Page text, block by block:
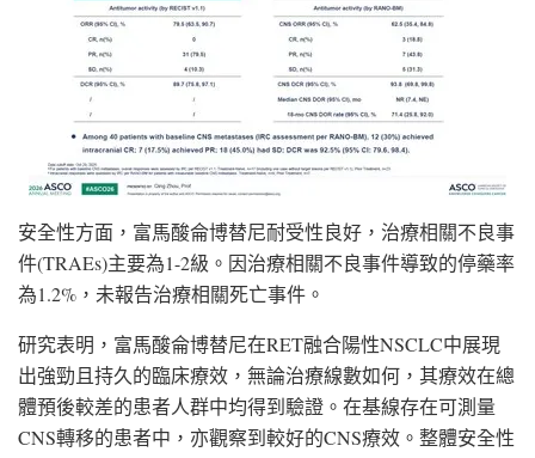
安全性方面，富馬酸侖博替尼耐受性良好，治療相關不良事
件(TRAEs)主要為1-2級。因治療相關不良事件導致的停藥率
為1.2%，未報告治療相關死亡事件。
研究表明，富馬酸侖博替尼在RET融合陽性NSCLC中展現
出強勁且持久的臨床療效，無論治療線數如何，其療效在總
體預後較差的患者人群中均得到驗證。在基線存在可測量
CNS轉移的患者中，亦觀察到較好的CNS療效。整體安全性